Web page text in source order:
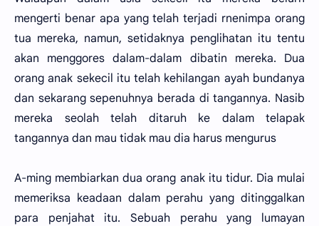
mengerti benar apa yang telah terjadi rnenimpa orang
tua mereka, namun, setidaknya penglihatan itu tentu
akan menggores dalam-dalam dibatin mereka. Dua
orang anak sekecil itu telah kehilangan ayah bundanya
dan sekarang sepenuhnya berada di tangannya. Nasib
mereka seolah telah ditaruh ke dalam telapak
tangannya dan mau tidak mau dia harus mengurus
A-ming membiarkan dua orang anak itu tidur. Dia mulai
memeriksa keadaan dalam perahu yang ditinggalkan
para penjahat itu. Sebuah perahu yang lumayan